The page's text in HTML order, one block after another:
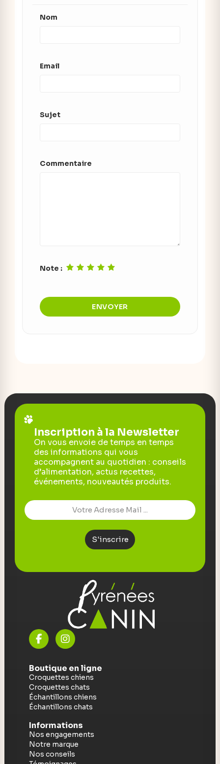
Nom
Email
Sujet
Commentaire
Note :
Inscription à la Newsletter
On vous envoie de temps en temps
des informations qui vous
accompagnent au quotidien : conseils
d’alimentation, actus recettes,
événements, nouveautés produits.
S'inscrire
Boutique en ligne
Croquettes chiens
Croquettes chats
Échantillons chiens
Échantillons chats
Informations
Nos engagements
Notre marque
Nos conseils